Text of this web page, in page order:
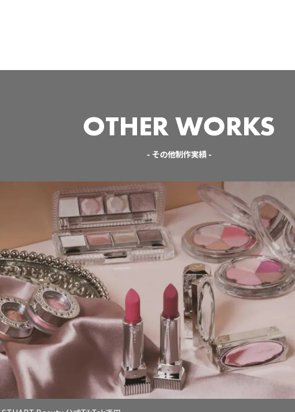
OTHER WORKS
- その他制作実績 -